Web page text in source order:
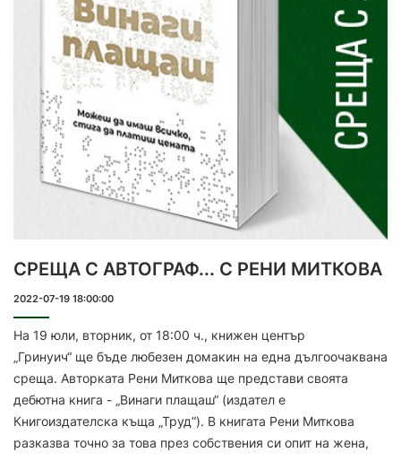
СРЕЩА С АВТОГРАФ... С РЕНИ МИТКОВА
2022-07-19 18:00:00
На 19 юли, вторник, от 18:00 ч., книжен център
„Гринуич“ ще бъде любезен домакин на една дългоочаквана
среща. Авторката Рени Миткова ще представи своята
дебютна книга - „Винаги плащаш“ (издател е
Книгоиздателска къща „Труд“). В книгата Рени Миткова
разказва точно за това през собствения си опит на жена,